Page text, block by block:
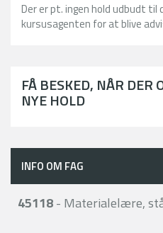
Der er pt. ingen hold udbudt
kursusagenten for at blive
FÅ BESKED, NÅR DER
NYE HOLD
INFO OM FAG
45118- Materialelære,